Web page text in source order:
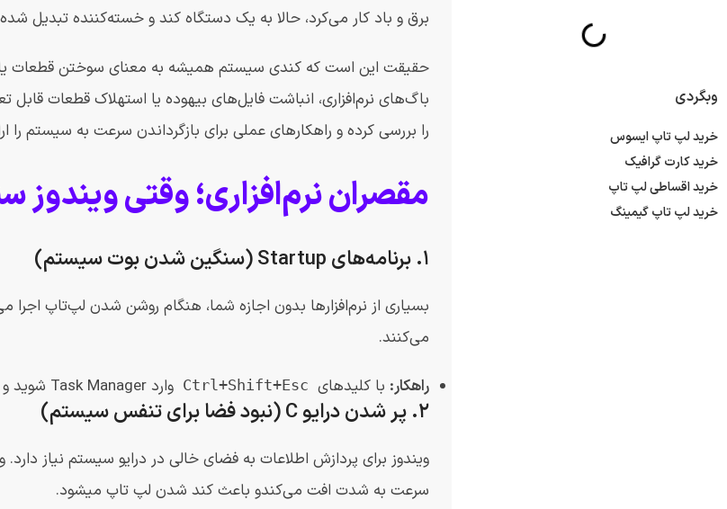
وبگردی
خرید لپ تاپ ایسوس
خرید کارت گرافیک
خرید اقساطی لپ تاپ
خرید لپ تاپ گیمینگ
برق و باد کار می‌کرد، حالا به یک دستگاه کند و خسته‌کننده تبدیل
حقیقت این است که کندی سیستم همیشه به معنای سوختن قطعات یا
باگ‌های نرم‌افزاری، انباشت فایل‌های بیهوده یا استهلاک قطعات قابل
را بررسی کرده و راهکارهای عملی برای بازگرداندن سرعت به سیستم را
مقصران نرم‌افزاری؛ وقتی
۱. برنامه‌های Startup (سنگین شدن بوت سیستم)
می‌کنند.
راهکار: با کلیدهای Ctrl+Shift+Esc وارد Task Manager شوید و در تب Startup، برنامه‌های غیرضروری را Disable کنید.
۲. پر شدن درایو C (نبود فضا برای تنفس سیستم)
سرعت به شدت افت می‌کندو باعث کند شدن لپ تاپ میشود.